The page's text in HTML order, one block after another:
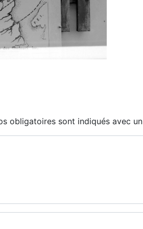
obligatoires sont indiqués avec un